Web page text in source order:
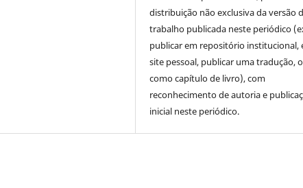
distribuição não exclusiva da versão
trabalho publicada neste periódico
publicar em repositório institucional,
site pessoal, publicar uma tradução,
como capítulo de livro), com
reconhecimento de autoria e
inicial neste periódico.